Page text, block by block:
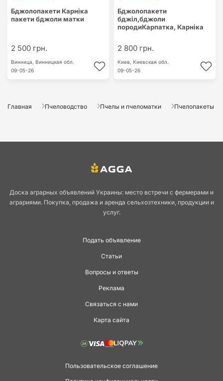
Бджолопакети Карніка
пакети бджоли матки
2 500 грн.
Винница, Винницкая обл.
09-05-26
Бджолопакети
бджіл,бджоли
породиКарпатка, Карніка
2 800 грн.
Киев, Киевская обл.
09-05-26
Главная Пчеловодство Пчелы и пчеломатки Пчелопакеты
Доска аграрных объявлений Украины: место встречи с фермерами и
аграриями. Покупка, продажа и аренда сельхозтехники, продукции и
услуг.
Подать объявление
Статьи
Вопросы и ответы
Реклама
Связаться с нами
Карта сайта
Пользовательское соглашение